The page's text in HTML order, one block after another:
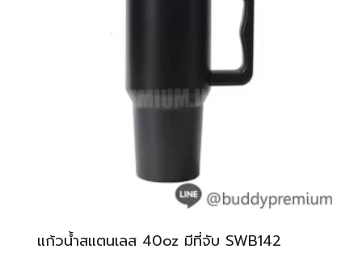
แก้วน้ำสแตนเลส 40oz มีที่จับ SWB142